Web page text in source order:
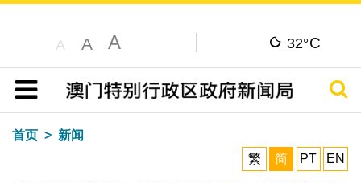
A A A 32°C
目录
搜寻
首页
新闻
繁
简 PT EN